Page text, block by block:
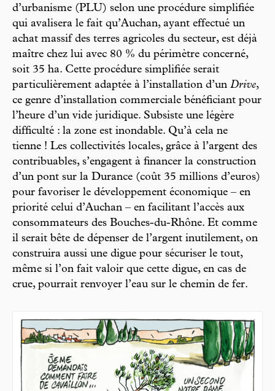
d’urbanisme (PLU) selon une procédure simplifiée
qui avalisera le fait qu’Auchan, ayant effectué un
achat massif des terres agricoles du secteur, est déjà
maître chez lui avec 80 % du périmètre concerné,
soit 35 ha. Cette procédure simplifiée serait
particulièrement adaptée à l’installation d’un Drive,
ce genre d’installation commerciale bénéficiant pour
l’heure d’un vide juridique. Subsiste une légère
difficulté : la zone est inondable. Qu’à cela ne
tienne ! Les collectivités locales, grâce à l’argent des
contribuables, s’engagent à financer la construction
d’un pont sur la Durance (coût 35 millions d’euros)
pour favoriser le développement économique – en
priorité celui d’Auchan – en facilitant l’accès aux
consommateurs des Bouches-du-Rhône. Et comme
il serait bête de dépenser de l’argent inutilement, on
construira aussi une digue pour sécuriser le tout,
même si l’on fait valoir que cette digue, en cas de
crue, pourrait renvoyer l’eau sur le chemin de fer.